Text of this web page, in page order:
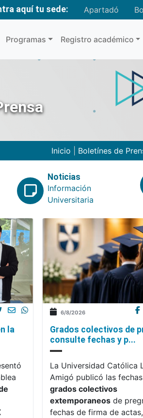
aquí tu sede: Apartadó
Programas Registro académico
Inicio Boletínes de
Noticias
Información
Universitaria
la
6/8/2026
Grados colectivos de
consulte fechas y p...
La Universidad Católica
Amigó publicó las
grados colectivos
extemporaneos de
fechas de firma de